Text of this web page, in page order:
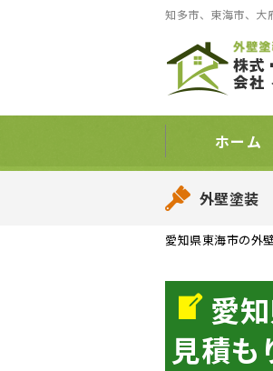
知多市、東海市、大
ホーム
外壁塗装
愛知県東海市の外
愛
見積も